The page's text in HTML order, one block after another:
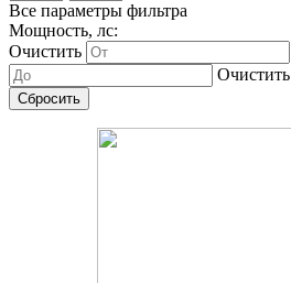
Все параметры фильтра
Мощность, лс:
Очистить
Очистить
Сбросить